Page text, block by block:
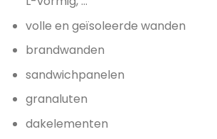
volle en geïsoleerde wanden
brandwanden
sandwichpanelen
granaluten
dakelementen